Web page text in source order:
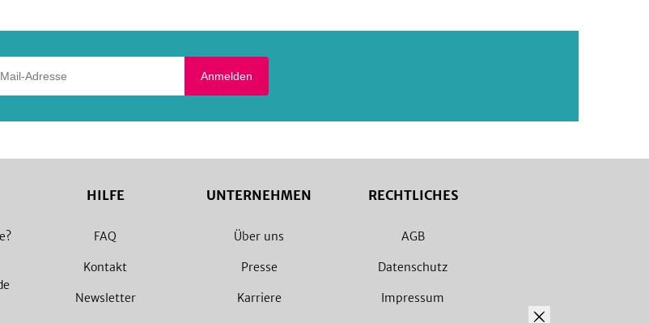
Anmelden
HILFE
FAQ
Kontakt
Newsletter
UNTERNEHMEN
Über uns
Presse
Karriere
RECHTLICHES
AGB
Datenschutz
Impressum